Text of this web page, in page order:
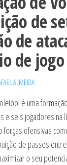
de
de
de jogo
ALMEIDA
é uma
e seis jogadores na
ofensivas
de passes
o seu